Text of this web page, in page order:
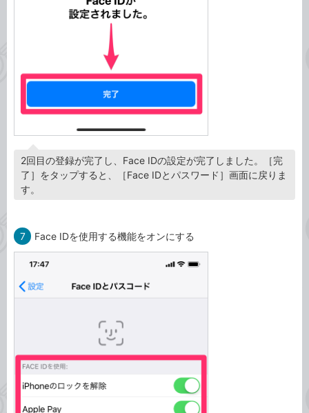
2回目の登録が完了し、Face IDの設定が完了しました。［完
了］をタップすると、［Face IDとパスワード］画面に戻りま
す。
7 Face IDを使用する機能をオンにする